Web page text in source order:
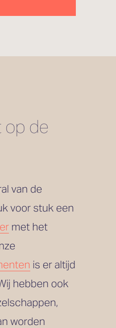
op de
van de
voor stuk een
met het
is er altijd
worden